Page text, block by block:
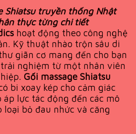
Shiatsu truyền thống Nhật
thực từng chi tiết
hoạt động theo công nghệ
Kỹ thuật nhào trộn sâu di
giãn cơ mang đến cho bạn
nghiệm từ một nhân viên
Gối massage Shiatsu
bi xoay kép cho cảm giác
lực tác động đến các mô
bỏ đau nhức và căng